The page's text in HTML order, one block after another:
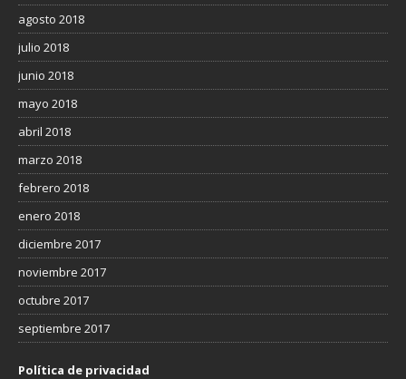
agosto 2018
julio 2018
junio 2018
mayo 2018
abril 2018
marzo 2018
febrero 2018
enero 2018
diciembre 2017
noviembre 2017
octubre 2017
septiembre 2017
Política de privacidad